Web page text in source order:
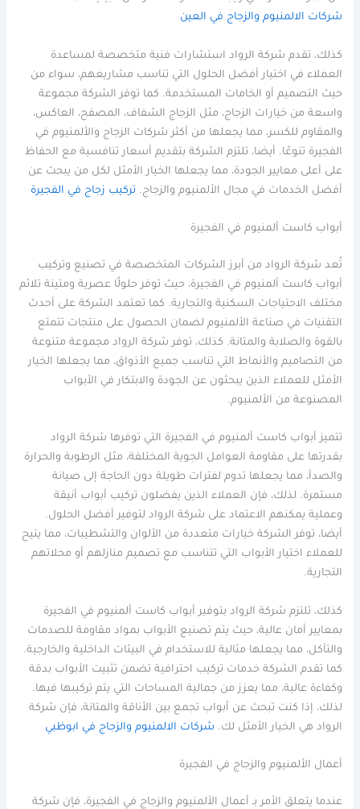
شركات الالمنيوم والزجاج في العين
كذلك، تقدم شركة الرواد استشارات فنية متخصصة لمساعدة
العملاء في اختيار أفضل الحلول التي تناسب مشاريعهم، سواء من
حيث التصميم أو الخامات المستخدمة. كما توفر الشركة مجموعة
واسعة من خيارات الزجاج، مثل الزجاج الشفاف، المصفح، العاكس،
والمقاوم للكسر، مما يجعلها من أكثر شركات الزجاج والألمنيوم في
الفجيرة تنوعًا. أيضا، تلتزم الشركة بتقديم أسعار تنافسية مع الحفاظ
على أعلى معايير الجودة، مما يجعلها الخيار الأمثل لكل من يبحث عن
أفضل الخدمات في مجال الألمنيوم والزجاج. تركيب زجاج في الفجيرة
أبواب كاست ألمنيوم في الفجيرة
تُعد شركة الرواد من أبرز الشركات المتخصصة في تصنيع وتركيب
أبواب كاست ألمنيوم في الفجيرة، حيث توفر حلولًا عصرية ومتينة تلائم
مختلف الاحتياجات السكنية والتجارية. كما تعتمد الشركة على أحدث
التقنيات في صناعة الألمنيوم لضمان الحصول على منتجات تتمتع
بالقوة والصلابة والمتانة. كذلك، توفر شركة الرواد مجموعة متنوعة
من التصاميم والأنماط التي تناسب جميع الأذواق، مما يجعلها الخيار
الأمثل للعملاء الذين يبحثون عن الجودة والابتكار في الأبواب
المصنوعة من الألمنيوم.
تتميز أبواب كاست ألمنيوم في الفجيرة التي توفرها شركة الرواد
بقدرتها على مقاومة العوامل الجوية المختلفة، مثل الرطوبة والحرارة
والصدأ، مما يجعلها تدوم لفترات طويلة دون الحاجة إلى صيانة
مستمرة. لذلك، فإن العملاء الذين يفضلون تركيب أبواب أنيقة
وعملية يمكنهم الاعتماد على شركة الرواد لتوفير أفضل الحلول.
أيضا، توفر الشركة خيارات متعددة من الألوان والتشطيبات، مما يتيح
للعملاء اختيار الأبواب التي تتناسب مع تصميم منازلهم أو محلاتهم
التجارية.
كذلك، تلتزم شركة الرواد بتوفير أبواب كاست ألمنيوم في الفجيرة
بمعايير أمان عالية، حيث يتم تصنيع الأبواب بمواد مقاومة للصدمات
والتآكل، مما يجعلها مثالية للاستخدام في البيئات الداخلية والخارجية.
كما تقدم الشركة خدمات تركيب احترافية تضمن تثبيت الأبواب بدقة
وكفاءة عالية، مما يعزز من جمالية المساحات التي يتم تركيبها فيها.
لذلك، إذا كنت تبحث عن أبواب تجمع بين الأناقة والمتانة، فإن شركة
الرواد هي الخيار الأمثل لك. شركات الالمنيوم والزجاج في ابوظبي
أعمال الألمنيوم والزجاج في الفجيرة
عندما يتعلق الأمر بـ أعمال الألمنيوم والزجاج في الفجيرة، فإن شركة